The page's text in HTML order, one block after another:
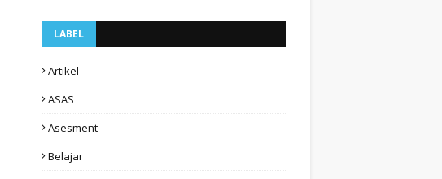
LABEL
Artikel
ASAS
Asesment
Belajar